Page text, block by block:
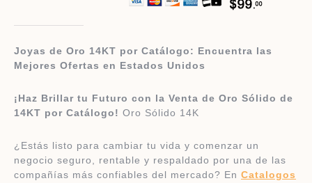
Joyas de Oro 14KT por Catálogo: Encuentra las
Mejores Ofertas en Estados Unidos
¡Haz Brillar tu Futuro con la Venta de Oro Sólido de
14KT por Catálogo! Oro Sólido 14K
¿Estás listo para cambiar tu vida y comenzar un
negocio seguro, rentable y respaldado por una de las
compañías más confiables del mercado? En Catalogos